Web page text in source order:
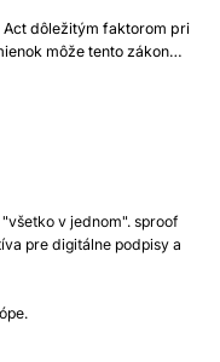
Act dôležitým faktorom pri
môže tento zákon…
v jednom". sproof
pre digitálne podpisy a